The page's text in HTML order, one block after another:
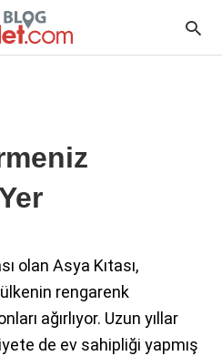
olan Asya Kıtası,
ülkenin rengarenk
ağırlıyor. Uzun yıllar
de ev sahipliği yapmış